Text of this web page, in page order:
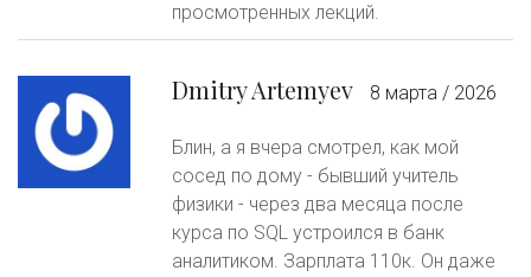
просмотренных лекций.
Dmitry Artemyev 8 марта / 2026
Блин, а я вчера смотрел, как мой
сосед по дому - бывший учитель
физики - через два месяца после
курса по SQL устроился в банк
аналитиком. Зарплата 110к. Он даже